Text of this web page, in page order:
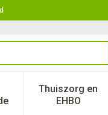
categorie
50+ categorie
submenu voor Natuur
Thuiszorg en
EHBO
Toon